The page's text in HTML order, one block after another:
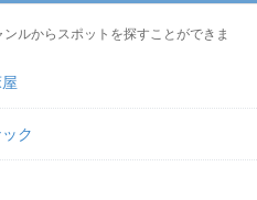
ルからスポットを探すことができま
ク